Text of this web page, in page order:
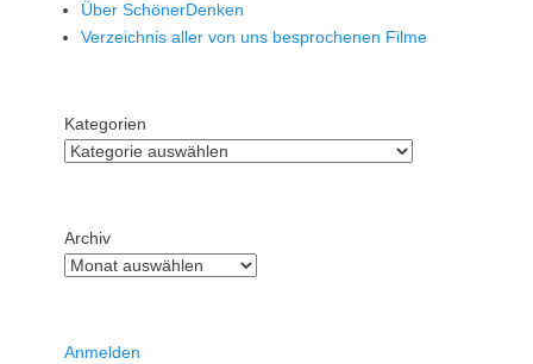
Über SchönerDenken
Verzeichnis aller von uns besprochenen Filme
Kategorien
Archiv
Anmelden